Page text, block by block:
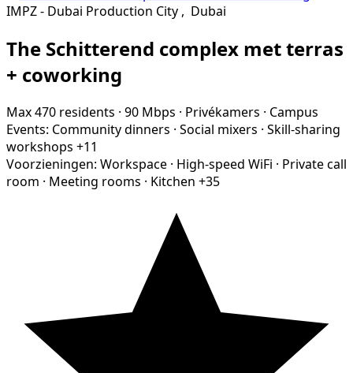
IMPZ - Dubai Production City , Dubai
The Schitterend complex met terras
+ coworking
Max 470 residents · 90 Mbps · Privékamers · Campus
Events: Community dinners · Social mixers · Skill-sharing
workshops +11
Voorzieningen: Workspace · High-speed WiFi · Private call
room · Meeting rooms · Kitchen +35